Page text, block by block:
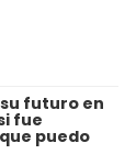
futuro en
fue
puedo